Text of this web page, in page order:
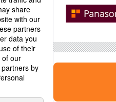
フォーム加盟店
リフォームClub」
ご覧下さい